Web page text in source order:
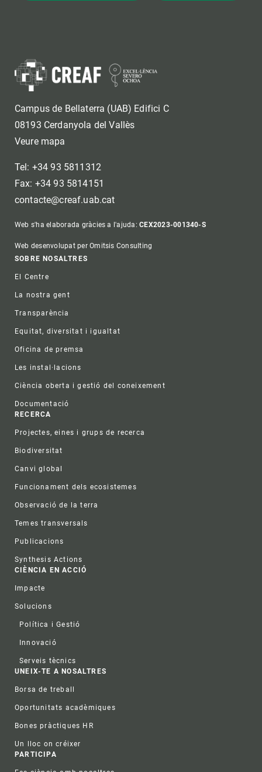
Campus de Bellaterra (UAB) Edifici C
08193 Cerdanyola del Vallès
Veure mapa
Tel: +34 93 5811312
Fax: +34 93 5814151
contacte@creaf.uab.cat
Web s'ha elaborada gràcies a l'ajuda:CEX2023-001340-S
Web desenvolupat per Omitsis Consulting
Footer
SOBRE NOSALTRES
El Centre
La nostra gent
Transparència
Equitat, diversitat i igualtat
Oficina de premsa
Les instal·lacions
Ciència oberta i gestió del coneixement
Documentació
RECERCA
Projectes, eines i grups de recerca
Biodiversitat
Canvi global
Funcionament dels ecosistemes
Observació de la terra
Temes transversals
Publicacions
Synthesis Actions
CIÈNCIA EN ACCIÓ
Impacte
Solucions
Política i Gestió
Innovació
Serveis tècnics
UNEIX-TE A NOSALTRES
Borsa de treball
Oportunitats acadèmiques
Bones pràctiques HR
Un lloc on créixer
PARTICIPA